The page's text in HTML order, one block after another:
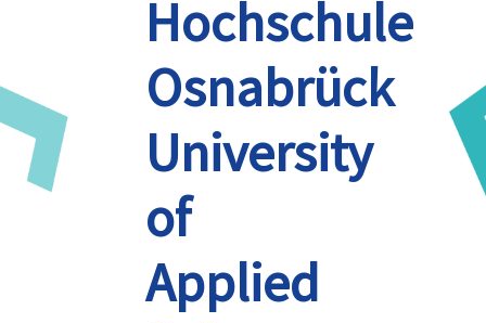
Hochschule
Osnabrück
University
of
Applied